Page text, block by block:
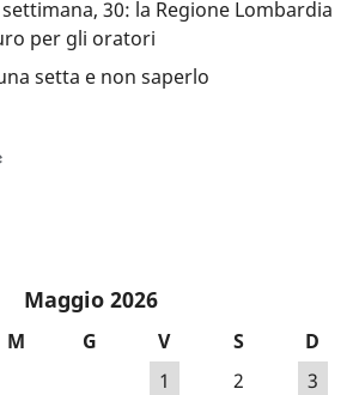
30: la Regione Lombardia
per gli oratori
setta e non saperlo
Maggio 2026
M G V S
D
1
2
3